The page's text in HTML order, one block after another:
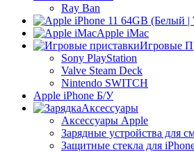
Ray Ban
Apple iMac
Игровые
Sony PlayStation
Valve Steam Deck
Nintendo SWITCH
Apple iPhone Б/У
Аксессуары
Аксессуары Apple
Зарядные устройства для
Защитные стекла для